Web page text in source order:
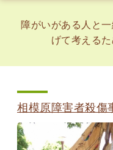
障がいがある人と
げて考える
相模原障害者殺傷